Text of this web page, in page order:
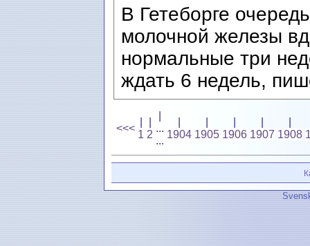
В Гетеборге
молочной железы
нормальные три
ждать 6 недель,
<<<
1 2
...
...
1904 1905 1906 1907 1908